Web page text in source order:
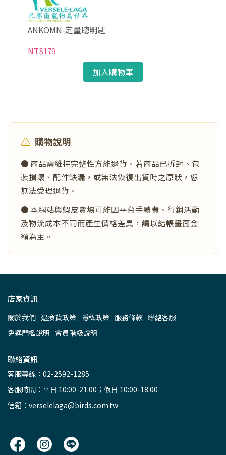
ANKOMN-定量聰明匙
NT$179
加入購物車
⚠️ 購物說明
● 商品需維持完整性方能退貨。若商品已拆封、包
裝損壞、配件缺漏，或無法恢復出貨時之原狀，恕
無法受理退貨。
● 本網站與蝦皮賣場可能因平台手續費、行銷活動
及物流成本不同而產生價格差異，請以結帳畫面金
額為主。
店家資訊
關於我們 退換貨政策 隱私政策 服務條款 聯絡客服
免運門檻說明 會員階級說明
聯絡資訊
客服專線：02-2592-1285
客服時間：平日:10:00-21:00；假日:10:00-18:00
信箱：verselelaga@birds.com.tw